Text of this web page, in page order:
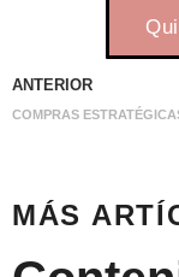
ANTERIOR
COMPRAS
MÁS